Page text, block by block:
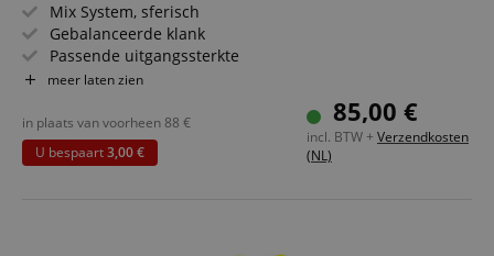
Mix System, sferisch
Gebalanceerde klank
Passende uitgangssterkte
Evenwichtige geluidsweergave
Geschikt voor scratchen en back cueing
meer laten zien
85,00 €
incl. BTW + Verzendkosten
(NL)
in plaats van voorheen88 €
U bespaart3,00 €